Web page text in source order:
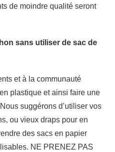
de moindre qualité seront
sans utiliser de sac de
et à la communauté
plastique et ainsi faire une
suggérons d’utiliser vos
ou vieux draps pour en
des sacs en papier
NE PRENEZ PAS